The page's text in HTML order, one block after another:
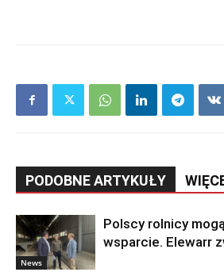
PODOBNE ARTYKUŁY
News
Polscy rolnicy
wsparcie. Elewarr